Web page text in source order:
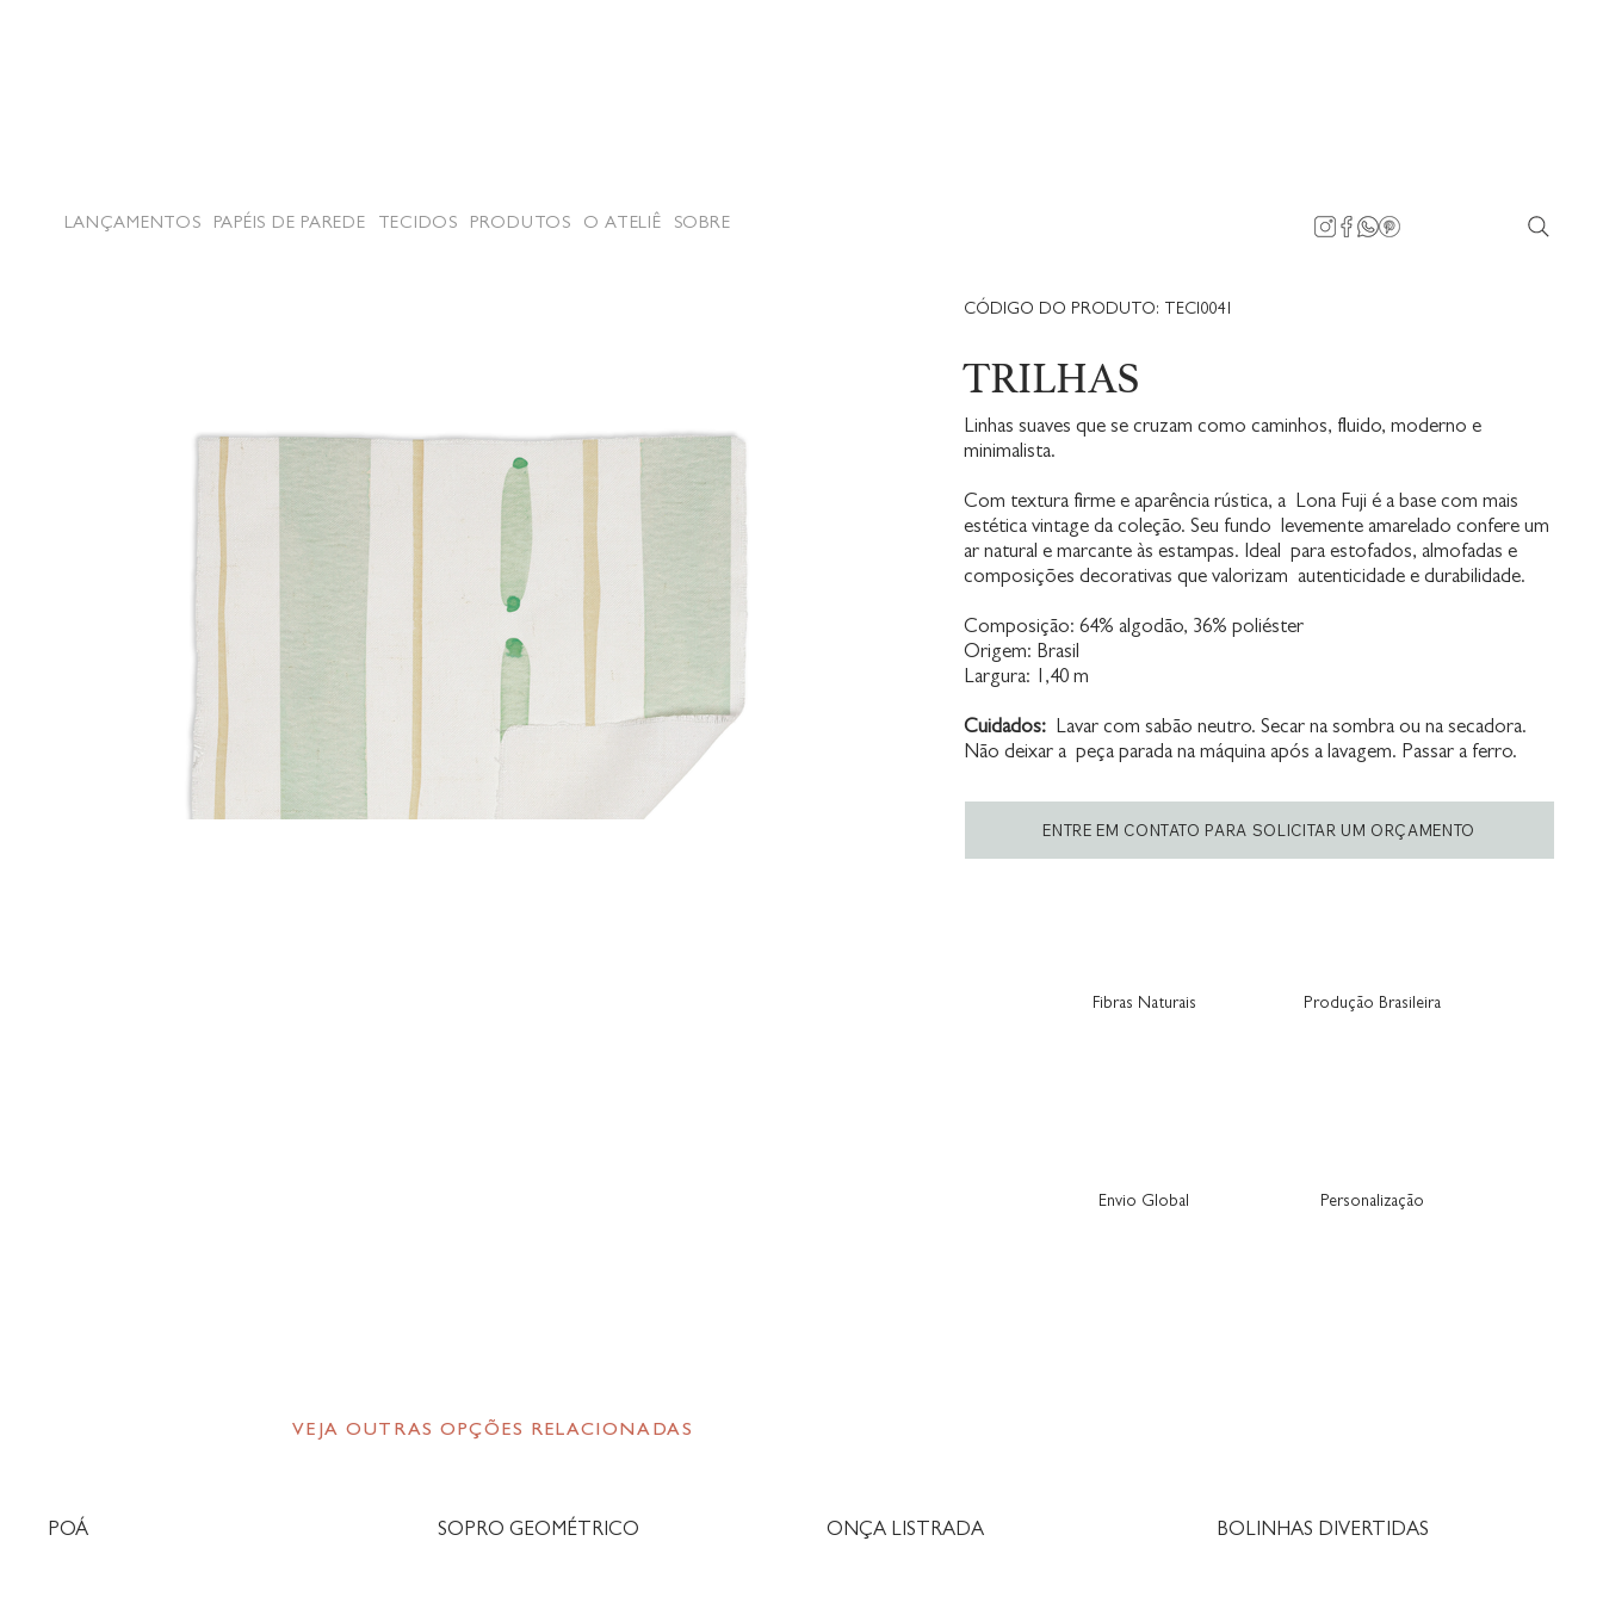
LANÇAMENTOS PAPÉIS DE PAREDE TECIDOS PRODUTOS O ATELIÊ SOBRE
CÓDIGO DO PRODUTO: TECI0041
TRILHAS
Linhas suaves que se cruzam como caminhos, fluido, moderno e
minimalista.
Com textura firme e aparência rústica, a Lona Fuji é a base com mais
estética vintage da coleção. Seu fundo levemente amarelado confere um
ar natural e marcante às estampas. Ideal para estofados, almofadas e
composições decorativas que valorizam autenticidade e durabilidade.
Composição: 64% algodão, 36% poliéster
Origem: Brasil
Largura: 1,40 m
Cuidados: Lavar com sabão neutro. Secar na sombra ou na secadora.
Não deixar a peça parada na máquina após a lavagem. Passar a ferro.
ENTRE EM CONTATO PARA SOLICITAR UM ORÇAMENTO
Fibras Naturais Produção Brasileira
Envio Global Personalização
VEJA OUTRAS OPÇÕES RELACIONADAS
POÁ SOPRO GEOMÉTRICO ONÇA LISTRADA BOLINHAS DIVERTIDAS